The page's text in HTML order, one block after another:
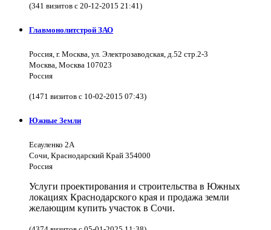
(341 визитов с 20-12-2015 21:41)
Главмонолитстрой ЗАО
Россия, г. Москва, ул. Электрозаводская, д.52 стр.2-3
Москва, Москва 107023
Россия
(1471 визитов с 10-02-2015 07:43)
Южные Земли
Есауленко 2А
Сочи, Краснодарский Край 354000
Россия
Услуги проектирования и строительства в Южных
локациях Краснодарского края и продажа земли
желающим купить участок в Сочи.